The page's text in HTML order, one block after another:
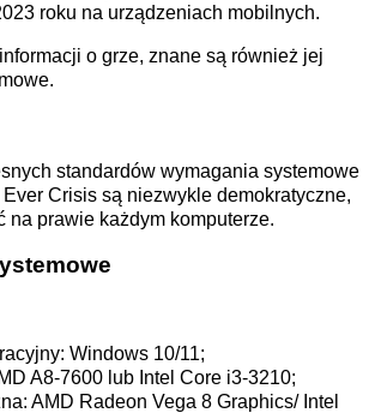
roku na urządzeniach mobilnych.
o grze, znane są również jej
standardów wymagania systemowe
Crisis są niezwykle demokratyczne,
na prawie każdym komputerze.
Windows 10/11;
A8-7600 lub Intel Core i3-3210;
AMD Radeon Vega 8 Graphics/ Intel